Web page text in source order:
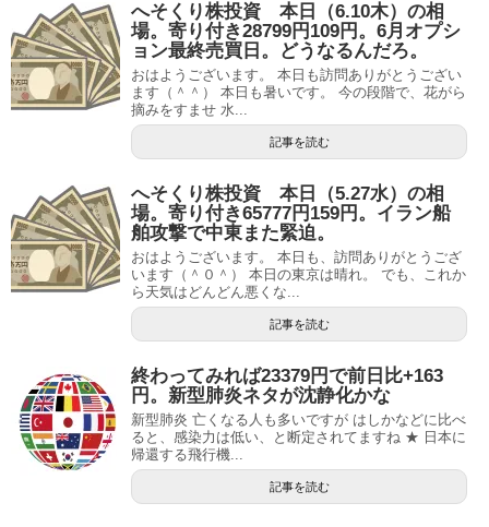
へそくり株投資 本日（6.10木）の相
場。寄り付き28799円109円。6月オプシ
ョン最終売買日。どうなるんだろ。
おはようございます。 本日も訪問ありがとうござい
ます（＾＾） 本日も暑いです。 今の段階で、花がら
摘みをすませ 水...
記事を読む
へそくり株投資 本日（5.27水）の相
場。寄り付き65777円159円。イラン船
舶攻撃で中東また緊迫。
おはようございます。 本日も、訪問ありがとうござ
います（＾０＾） 本日の東京は晴れ。 でも、これか
ら天気はどんどん悪くな...
記事を読む
終わってみれば23379円で前日比+163
円。新型肺炎ネタが沈静化かな
新型肺炎 亡くなる人も多いですが はしかなどに比べ
ると、感染力は低い、と断定されてますね ★ 日本に
帰還する飛行機...
記事を読む